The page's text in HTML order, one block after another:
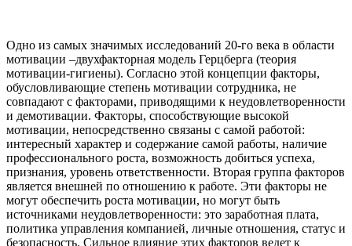
Одно из самых значимых исследований 20-го века в области
мотивации –двухфакторная модель Герцберга (теория
мотивации-гигиены). Согласно этой концепции факторы,
обусловливающие степень мотивации сотрудника, не
совпадают с факторами, приводящими к неудовлетворенности
и демотивации. Факторы, способствующие высокой
мотивации, непосредственно связаны с самой работой:
интересный характер и содержание самой работы, наличие
профессионального роста, возможность добиться успеха,
признания, уровень ответственности. Вторая группа факторов
является внешней по отношению к работе. Эти факторы не
могут обеспечить роста мотивации, но могут быть
источниками неудовлетворенности: это заработная плата,
политика управления компанией, личные отношения, статус и
безопасность. Сильное влияние этих факторов ведет к